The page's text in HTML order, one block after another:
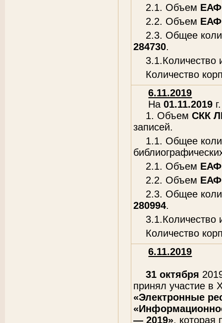
2.1. Объем
2.2. Объем
2.3. Общее
284730.
3.1.Количество
Количество
6.11.2019
На01.11.2019 г.
1. ОбъемСКК
записей.
1.1. Общее
2.1. Объем
2.2. Объем
2.3. Общее
280994.
3.1.Количество
Количество
6.11.2019
31 октября
принял участие в
«Электронные
— 2019», которая